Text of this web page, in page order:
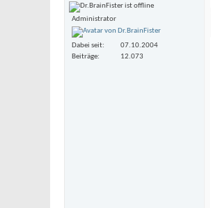
Administrator
Dabei seit
07.10.2004
Beiträge
12.073